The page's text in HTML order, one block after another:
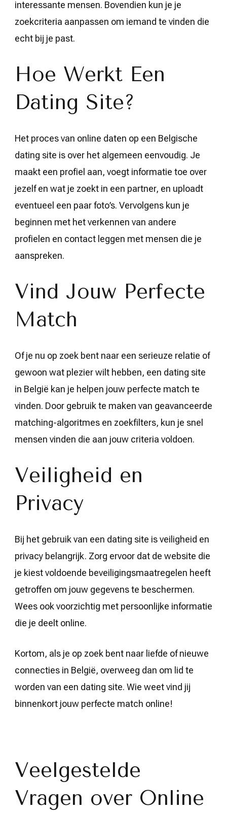
interessante mensen. Bovendien kun je je
zoekcriteria aanpassen om iemand te vinden die
echt bij je past.
Hoe Werkt Een
Dating Site?
Het proces van online daten op een Belgische
dating site is over het algemeen eenvoudig. Je
maakt een profiel aan, voegt informatie toe over
jezelf en wat je zoekt in een partner, en uploadt
eventueel een paar foto’s. Vervolgens kun je
beginnen met het verkennen van andere
profielen en contact leggen met mensen die je
aanspreken.
Vind Jouw Perfecte
Match
Of je nu op zoek bent naar een serieuze relatie of
gewoon wat plezier wilt hebben, een dating site
in België kan je helpen jouw perfecte match te
vinden. Door gebruik te maken van geavanceerde
matching-algoritmes en zoekfilters, kun je snel
mensen vinden die aan jouw criteria voldoen.
Veiligheid en
Privacy
Bij het gebruik van een dating site is veiligheid en
privacy belangrijk. Zorg ervoor dat de website die
je kiest voldoende beveiligingsmaatregelen heeft
getroffen om jouw gegevens te beschermen.
Wees ook voorzichtig met persoonlijke informatie
die je deelt online.
Kortom, als je op zoek bent naar liefde of nieuwe
connecties in België, overweeg dan om lid te
worden van een dating site. Wie weet vind jij
binnenkort jouw perfecte match online!
Veelgestelde
Vragen over Online